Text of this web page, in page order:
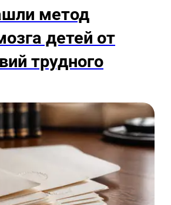
метод
детей от
трудного